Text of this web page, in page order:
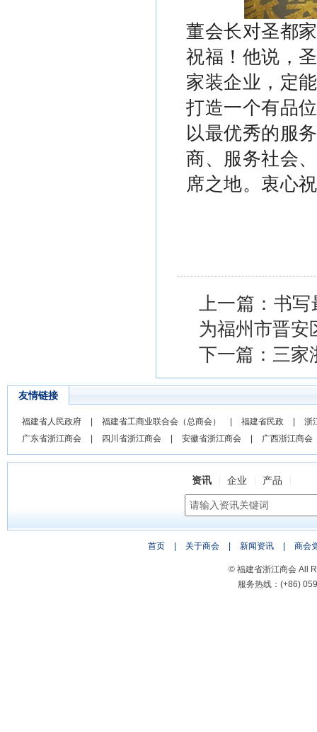
董会长对圣都
祝福！他说，
家装企业，定
打造一个有品
以最优秀的服
商、服务社会
席之地。衷心
上一篇：书
为福州市晋安
下一篇：三家
友情链接
福建省人民政府 | 福建省工商业联合会（总商会） | 福建省民政 |
浙
广东省浙江商会
| 四川省浙江商会 | 安徽省浙江商会 | 广西浙江商会
资讯 企业 产品
首页 | 关于商会 | 新闻资讯 | 商会
© 福建省浙江商会 All
服务热线：(+86)